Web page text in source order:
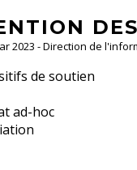
2023 - Direction de
de soutien
ad-hoc